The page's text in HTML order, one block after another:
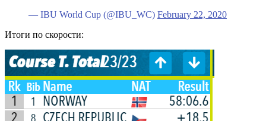
— IBU World Cup (@IBU_WC) February 22, 2020
Итоги по скорости: